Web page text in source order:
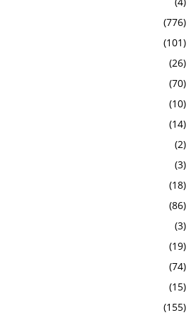
(776)
(101)
(26)
(70)
(10)
(14)
(2)
(3)
(18)
(86)
(3)
(19)
(74)
(15)
(155)